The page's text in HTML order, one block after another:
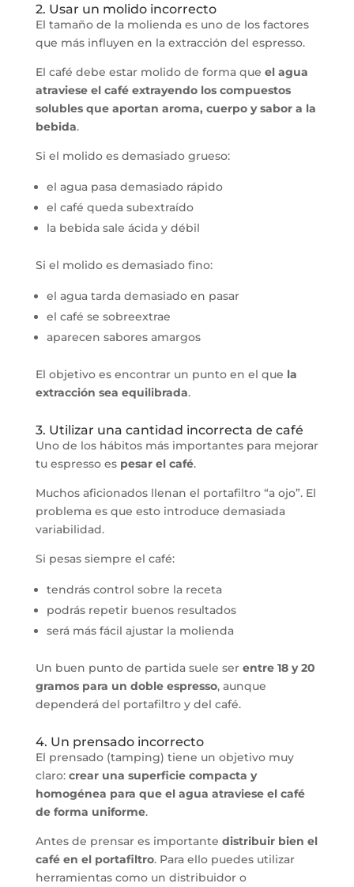
2. Usar un molido incorrecto
El tamaño de la molienda es uno de los factores
que más influyen en la extracción del espresso.
El café debe estar molido de forma que el agua
atraviese el café extrayendo los compuestos
solubles que aportan aroma, cuerpo y sabor a la
bebida.
Si el molido es demasiado grueso:
el agua pasa demasiado rápido
el café queda subextraído
la bebida sale ácida y débil
Si el molido es demasiado fino:
el agua tarda demasiado en pasar
el café se sobreextrae
aparecen sabores amargos
El objetivo es encontrar un punto en el que la
extracción sea equilibrada.
3. Utilizar una cantidad incorrecta de café
Uno de los hábitos más importantes para mejorar
tu espresso es pesar el café.
Muchos aficionados llenan el portafiltro “a ojo”. El
problema es que esto introduce demasiada
variabilidad.
Si pesas siempre el café:
tendrás control sobre la receta
podrás repetir buenos resultados
será más fácil ajustar la molienda
Un buen punto de partida suele ser entre 18 y 20
gramos para un doble espresso, aunque
dependerá del portafiltro y del café.
4. Un prensado incorrecto
El prensado (tamping) tiene un objetivo muy
claro: crear una superficie compacta y
homogénea para que el agua atraviese el café
de forma uniforme.
Antes de prensar es importante distribuir bien el
café en el portafiltro. Para ello puedes utilizar
herramientas como un distribuidor o